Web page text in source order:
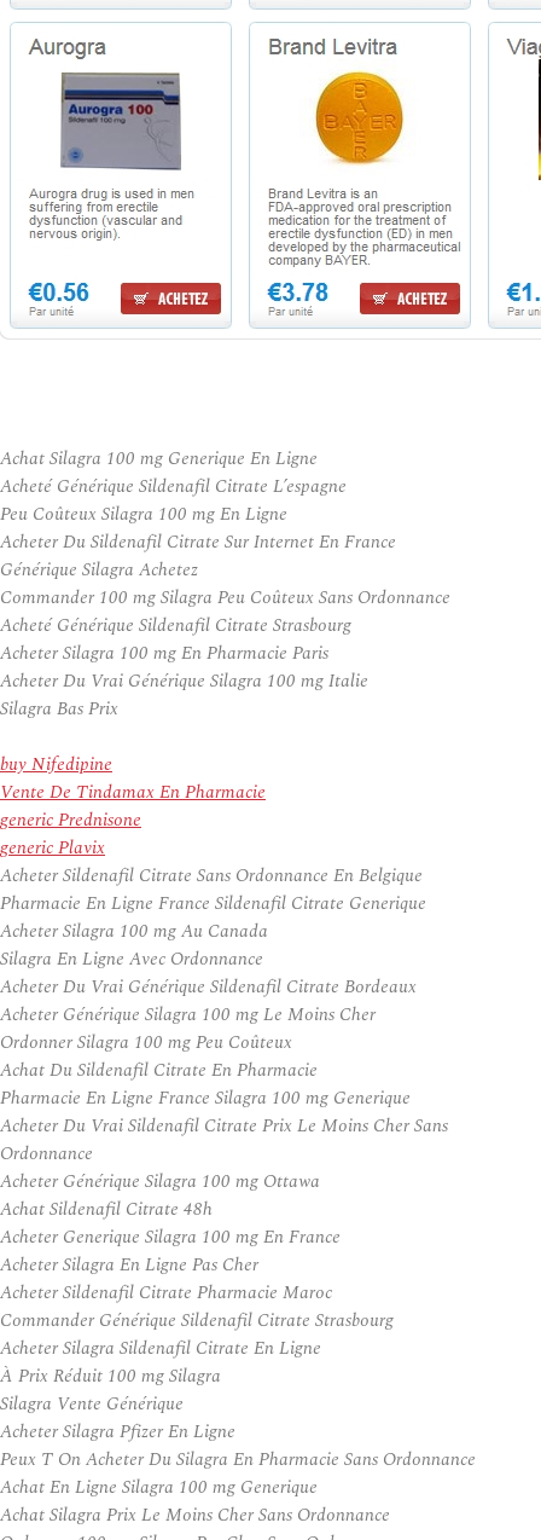
Achat Silagra 100 mg Generique En Ligne
Acheté Générique Sildenafil Citrate L’espagne
Peu Coûteux Silagra 100 mg En Ligne
Acheter Du Sildenafil Citrate Sur Internet En France
Générique Silagra Achetez
Commander 100 mg Silagra Peu Coûteux Sans Ordonnance
Acheté Générique Sildenafil Citrate Strasbourg
Acheter Silagra 100 mg En Pharmacie Paris
Acheter Du Vrai Générique Silagra 100 mg Italie
Silagra Bas Prix
buy Nifedipine
Vente De Tindamax En Pharmacie
generic Prednisone
generic Plavix
Acheter Sildenafil Citrate Sans Ordonnance En Belgique
Pharmacie En Ligne France Sildenafil Citrate Generique
Acheter Silagra 100 mg Au Canada
Silagra En Ligne Avec Ordonnance
Acheter Du Vrai Générique Sildenafil Citrate Bordeaux
Acheter Générique Silagra 100 mg Le Moins Cher
Ordonner Silagra 100 mg Peu Coûteux
Achat Du Sildenafil Citrate En Pharmacie
Pharmacie En Ligne France Silagra 100 mg Generique
Acheter Du Vrai Sildenafil Citrate Prix Le Moins Cher Sans
Ordonnance
Acheter Générique Silagra 100 mg Ottawa
Achat Sildenafil Citrate 48h
Acheter Generique Silagra 100 mg En France
Acheter Silagra En Ligne Pas Cher
Acheter Sildenafil Citrate Pharmacie Maroc
Commander Générique Sildenafil Citrate Strasbourg
Acheter Silagra Sildenafil Citrate En Ligne
À Prix Réduit 100 mg Silagra
Silagra Vente Générique
Acheter Silagra Pfizer En Ligne
Peux T On Acheter Du Silagra En Pharmacie Sans Ordonnance
Achat En Ligne Silagra 100 mg Generique
Achat Silagra Prix Le Moins Cher Sans Ordonnance